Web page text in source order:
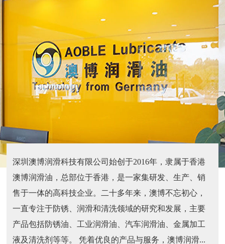
深圳澳博润滑科技有限公司始创于2016年，隶属于香港
澳博润滑油，总部位于香港，是一家集研发、生产、销
售于一体的高科技企业。二十多年来，澳博不忘初心，
一直专注于防锈、润滑和清洗领域的研究和发展，主要
产品包括防锈油、工业润滑油、汽车润滑油、金属加工
液及清洗剂等等。 凭着优良的产品与服务，澳博润滑...